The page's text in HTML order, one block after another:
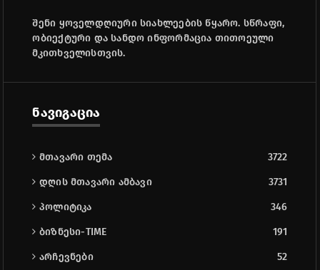
შენი ყოველდღიური სიახლეების წყარო. სწრაფი,
ობიექტური და სანდო ინფორმაცია თითოეული
მკითხველისთვის.
ნავიგაცია
მთავარი თემა 3722
დღის მთავარი ამბავი 3731
პოლიტიკა 346
ბიზნესი-TIME 191
არჩევნები 52